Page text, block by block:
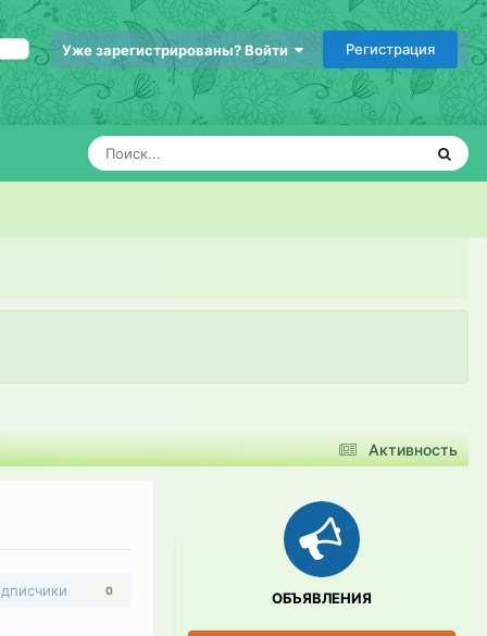
Уже зарегистрированы? Войти Регистрация
Активность
0 ОБЪЯВЛЕНИЯ